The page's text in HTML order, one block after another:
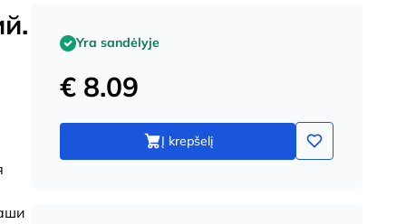
Yra sandėlyje
€ 8.09
Į krepšelį